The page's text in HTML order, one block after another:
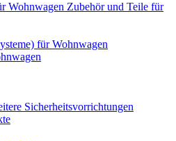
Zubehör und Teile für
für Wohnwagen
Sicherheitsvorrichtungen